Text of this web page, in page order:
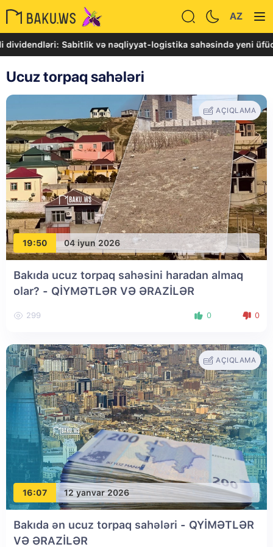
AZ
Sabitlik və nəqliyyat-logistika sahəsində yeni
Ucuz torpaq sahələri
19:50 04 iyun 2026
AÇIQLAMA
Bakıda ucuz torpaq sahəsini haradan almaq
olar? - QİYMƏTLƏR VƏ ƏRAZİLƏR
299 0 0
16:07 12 yanvar 2026
AÇIQLAMA
Bakıda ən ucuz torpaq sahələri - QYİMƏTLƏR
VƏ ƏRAZİLƏR